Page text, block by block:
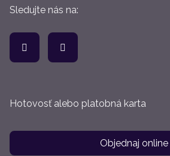
Sledujte nás na:
Hotovosť alebo platobná karta
Objednaj online